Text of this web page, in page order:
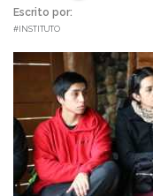
Escrito por:
#INSTITUTO